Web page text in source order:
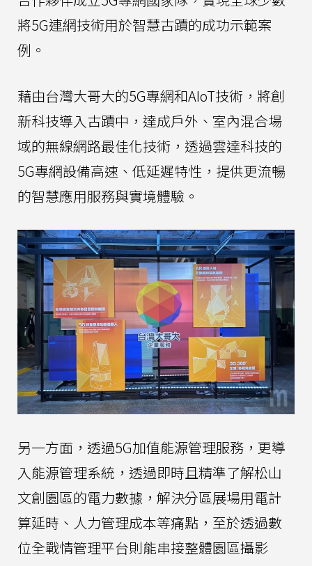
將5G連網技術用於智慧古蹟的成功示範案
例。
藉由台灣大哥大的5G專網和AIoT技術，將創
新科技導入古蹟中，達成戶外、室內混合場
域的無線網路最佳化技術，透過雲達科技的
5G專網設備高速、低延遲特性，提供更流暢
的智慧應用服務與實境體驗。
另一方面，透過5G加值能源管理服務，更導
入能源管理系統，透過即時且精準了解松山
文創園區的電力數據，解決分區展場用電計
算延時、人力管理成本等痛點，至於透過數
位全戰情管理平台則能串接整體園區攝影